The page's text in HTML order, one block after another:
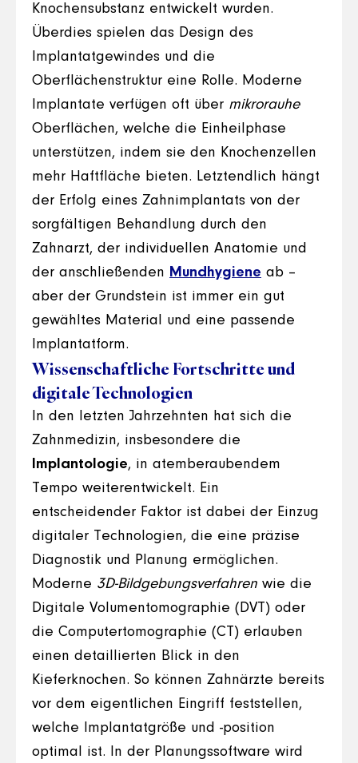
Knochensubstanz entwickelt wurden.
Überdies spielen das Design des
Implantatgewindes und die
Oberflächenstruktur eine Rolle. Moderne
Implantate verfügen oft über mikrorauhe
Oberflächen, welche die Einheilphase
unterstützen, indem sie den Knochenzellen
mehr Haftfläche bieten. Letztendlich hängt
der Erfolg eines Zahnimplantats von der
sorgfältigen Behandlung durch den
Zahnarzt, der individuellen Anatomie und
der anschließenden Mundhygiene ab –
aber der Grundstein ist immer ein gut
gewähltes Material und eine passende
Implantatform.
Wissenschaftliche Fortschritte und
digitale Technologien
In den letzten Jahrzehnten hat sich die
Zahnmedizin, insbesondere die
Implantologie, in atemberaubendem
Tempo weiterentwickelt. Ein
entscheidender Faktor ist dabei der Einzug
digitaler Technologien, die eine präzise
Diagnostik und Planung ermöglichen.
Moderne 3D-Bildgebungsverfahren wie die
Digitale Volumentomographie (DVT) oder
die Computertomographie (CT) erlauben
einen detaillierten Blick in den
Kieferknochen. So können Zahnärzte bereits
vor dem eigentlichen Eingriff feststellen,
welche Implantatgröße und -position
optimal ist. In der Planungssoftware wird